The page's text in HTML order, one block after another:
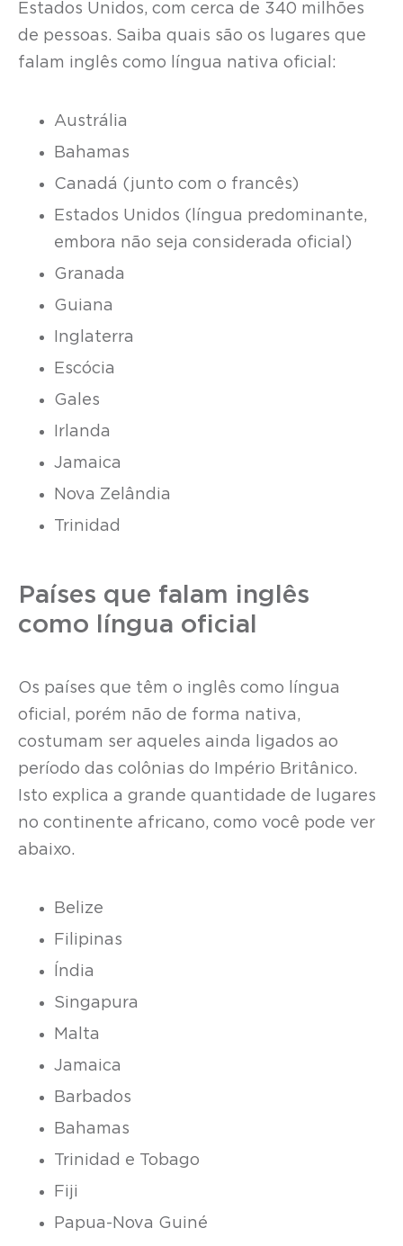
Estados Unidos, com cerca de 340 milhões
de pessoas. Saiba quais são os lugares que
falam inglês como língua nativa oficial:
Austrália
Bahamas
Canadá (junto com o francês)
Estados Unidos (língua predominante,
embora não seja considerada oficial)
Granada
Guiana
Inglaterra
Escócia
Gales
Irlanda
Jamaica
Nova Zelândia
Trinidad
Países que falam inglês
como língua oficial
Os países que têm o inglês como língua
oficial, porém não de forma nativa,
costumam ser aqueles ainda ligados ao
período das colônias do Império Britânico.
Isto explica a grande quantidade de lugares
no continente africano, como você pode ver
abaixo.
Belize
Filipinas
Índia
Singapura
Malta
Jamaica
Barbados
Bahamas
Trinidad e Tobago
Fiji
Papua-Nova Guiné